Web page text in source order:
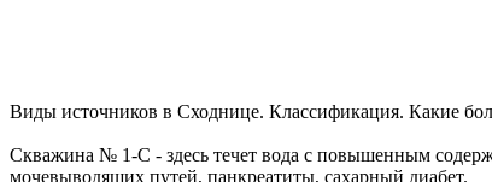
Виды источников в Сходнице. Классификация. Какие
Скважина № 1-C - здесь течет вода с повышенным
мочевыводящих путей, панкреатиты, сахарный диабет.